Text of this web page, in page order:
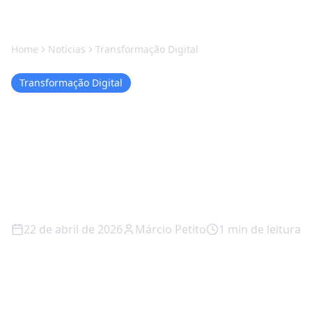
Home Notícias Transformação Digital
Transformação Digital
22 de abril de 2026 Márcio Petito 1 min de leitura